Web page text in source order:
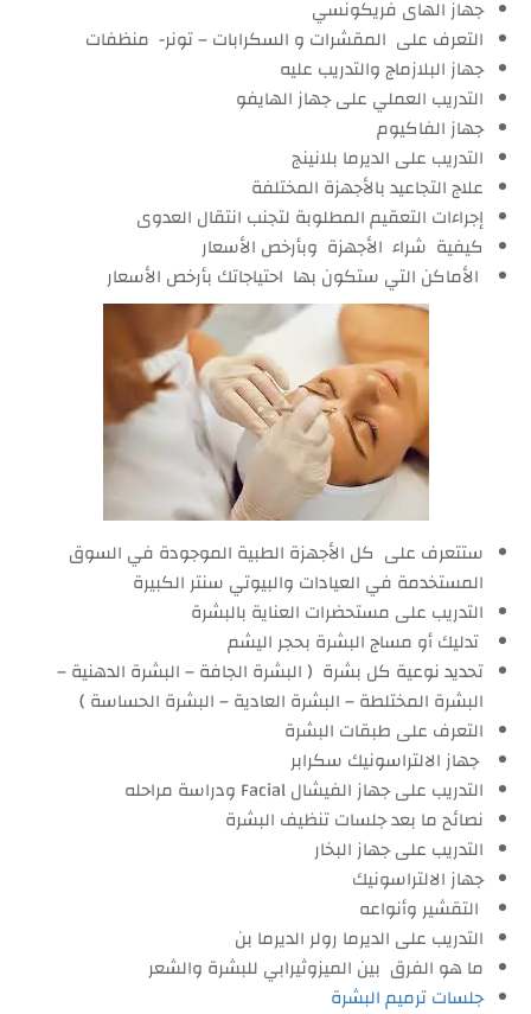
جهاز الهاى فريكونسي
التعرف على المقشرات و السكرابات – تونر- منظفات
جهاز البلازماج والتدريب عليه
التدريب العملي على جهاز الهايفو
جهاز الفاكيوم
التدريب على الديرما بلانينج
علاج التجاعيد بالأجهزة المختلفة
إجراءات التعقيم المطلوبة لتجنب انتقال العدوى
كيفية شراء الأجهزة وبأرخص الأسعار
الأماكن التي ستكون بها احتياجاتك بأرخص الأسعار
ستتعرف على كل الأجهزة الطبية الموجودة في السوق
المستخدمة في العيادات والبيوتي سنتر الكبيرة
التدريب على مستحضرات العناية بالبشرة
تدليك أو مساج البشرة بحجر اليشم
تحديد نوعية كل بشرة ( البشرة الجافة – البشرة الدهنية –
البشرة المختلطة – البشرة العادية – البشرة الحساسة )
التعرف على طبقات البشرة
جهاز الالتراسونيك سكرابر
التدريب على جهاز الفيشال Facial ودراسة مراحله
نصائح ما بعد جلسات تنظيف البشرة
التدريب على جهاز البخار
جهاز الالتراسونيك
التقشير وأنواعه
التدريب على الديرما رولر الديرما بن
ما هو الفرق بين الميزوثيرابي للبشرة والشعر
جلسات ترميم البشرة